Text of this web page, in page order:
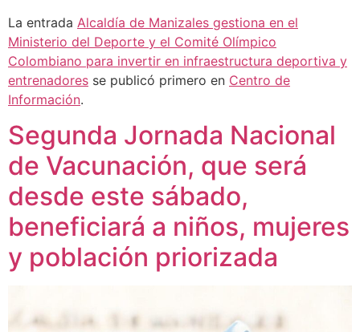
La entrada Alcaldía de Manizales gestiona en el
Ministerio del Deporte y el Comité Olímpico
Colombiano para invertir en infraestructura deportiva y
entrenadores se publicó primero en Centro de
Información.
Segunda Jornada Nacional
de Vacunación, que será
desde este sábado,
beneficiará a niños, mujeres
y población priorizada